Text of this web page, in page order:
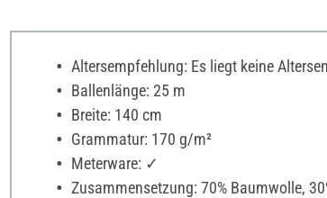
Altersempfehlung: Es liegt keine
Ballenlänge: 25 m
Breite: 140 cm
Grammatur: 170 g/m²
Meterware: ✓
Zusammensetzung: 70% Baumwolle,